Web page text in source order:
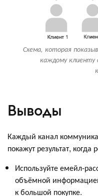
Схема, которая
каждому клиенту
Выводы
Каждый канал
покажут результат,
Используйте емейл-
объёмной
к большой покупке.